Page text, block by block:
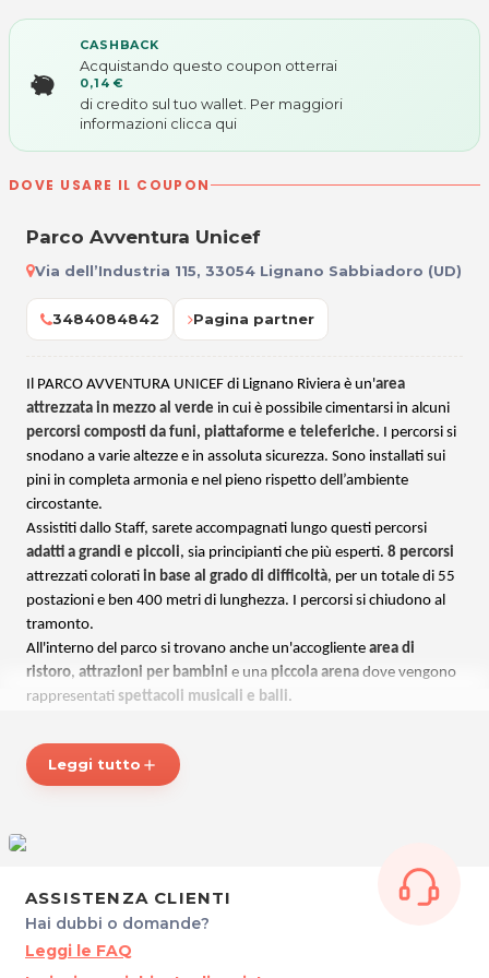
CASHBACK
Acquistando questo coupon otterrai
0,14 €
di credito sul tuo wallet. Per maggiori
informazioni clicca qui
DOVE USARE IL COUPON
Parco Avventura Unicef
Via dell’Industria 115, 33054 Lignano Sabbiadoro (UD)
3484084842 Pagina partner
Il PARCO AVVENTURA UNICEF di Lignano Riviera è un'area
attrezzata in mezzo al verde in cui è possibile cimentarsi in alcuni
percorsi composti da funi, piattaforme e teleferiche. I percorsi si
snodano a varie altezze e in assoluta sicurezza. Sono installati sui
pini in completa armonia e nel pieno rispetto dell’ambiente
circostante.
Assistiti dallo Staff, sarete accompagnati lungo questi percorsi
adatti a grandi e piccoli, sia principianti che più esperti. 8 percorsi
attrezzati colorati in base al grado di difficoltà, per un totale di 55
postazioni e ben 400 metri di lunghezza. I percorsi si chiudono al
tramonto.
All'interno del parco si trovano anche un'accogliente area di
ristoro, attrazioni per bambini e una piccola arena dove vengono
rappresentati spettacoli musicali e balli.
buche.
ORARI
percorso ore 19.30).
Leggi tutto add
ASSISTENZA CLIENTI
Hai dubbi o domande?
Leggi le FAQ